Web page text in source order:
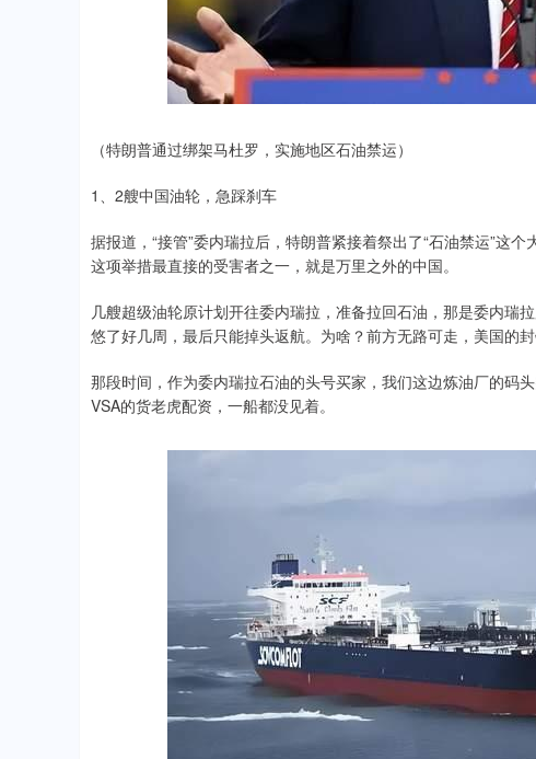
（特朗普通过绑架马杜罗，实施地区石油禁运）
1、2艘中国油轮，急踩刹车
据报道，“接管”委内瑞拉后，特朗普紧接着祭出了“石油禁运”这
这项举措最直接的受害者之一，就是万里之外的中国。
几艘超级油轮原计划开往委内瑞拉，准备拉回石油，那是委内瑞
悠了好几周，最后只能掉头返航。为啥？前方无路可走，美国的封
那段时间，作为委内瑞拉石油的头号买家，我们这边炼油厂的码
VSA的货老虎配资，一船都没见着。